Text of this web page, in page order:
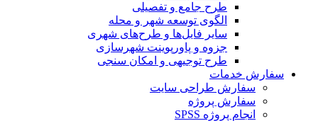
طرح جامع و تفصیلی
الگوی توسعه شهر و محله
سایر فایل‌ها و طرح‌های شهری
جزوه و پاورپوینت شهرسازی
طرح توجیهی و امکان سنجی
سفارش خدمات
سفارش طراحی سایت
سفارش پروژه
انجام پروژه SPSS